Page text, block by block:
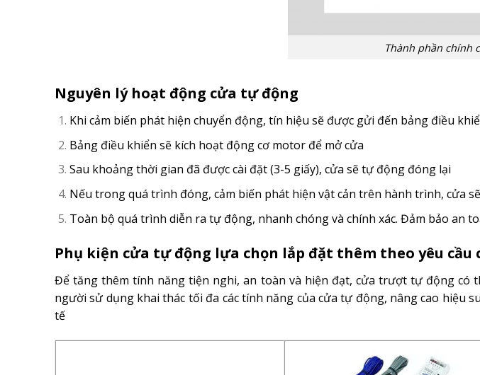
Thành phần chính
Nguyên lý hoạt động cửa tự động
Khi cảm biến phát hiện chuyển động, tín hiệu sẽ được gửi đến bảng điều
Bảng điều khiển sẽ kích hoạt động cơ motor để mở cửa
Sau khoảng thời gian đã được cài đặt (3-5 giấy), cửa sẽ tự động đóng lại
Nếu trong quá trình đóng, cảm biến phát hiện vật cản trên hành trình, cửa
Toàn bộ quá trình diễn ra tự động, nhanh chóng và chính xác. Đảm bảo an
Phụ kiện cửa tự động lựa chọn lắp đặt thêm theo yêu cầu
Để tăng thêm tính năng tiện nghi, an toàn và hiện đạt, cửa trượt tự động có
người sử dụng khai thác tối đa các tính năng của cửa tự động, nâng cao hiệu
tế